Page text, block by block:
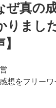
ぜ真の
りまし
想をフリーワ